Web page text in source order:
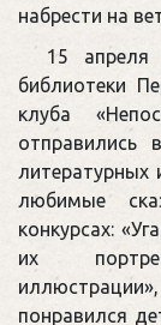
набрести на
15 апреля
библиотеки
клуба
отправились
литературных
любимые
конкурсах:
их
понравился